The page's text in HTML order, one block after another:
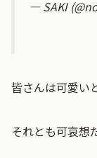
— SAKI
皆さんは可愛い
それとも可哀想